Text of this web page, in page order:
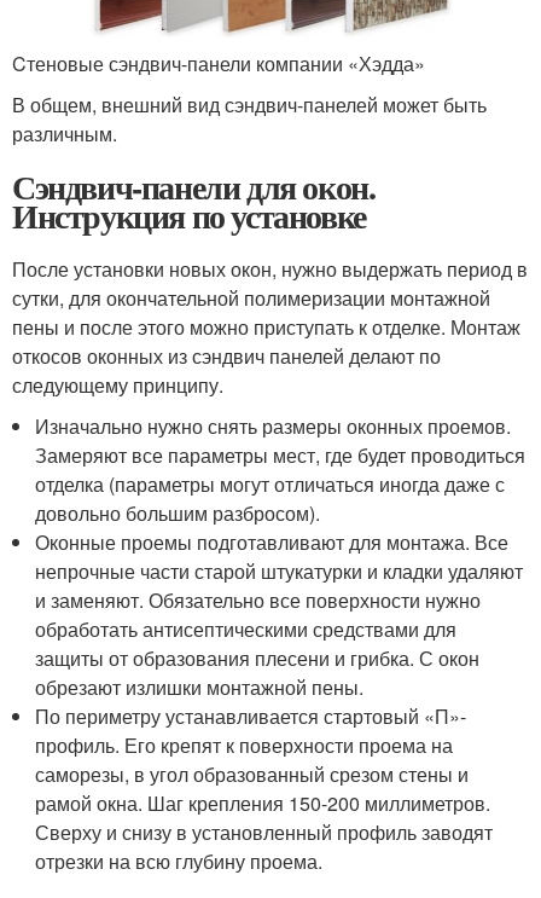
Cтеновые сэндвич-панели компании «Хэдда»
В общем, внешний вид сэндвич-панелей может быть
различным.
Сэндвич-панели для окон.
Инструкция по установке
После установки новых окон, нужно выдержать период в
сутки, для окончательной полимеризации монтажной
пены и после этого можно приступать к отделке. Монтаж
откосов оконных из сэндвич панелей делают по
следующему принципу.
Изначально нужно снять размеры оконных проемов.
Замеряют все параметры мест, где будет проводиться
отделка (параметры могут отличаться иногда даже с
довольно большим разбросом).
Оконные проемы подготавливают для монтажа. Все
непрочные части старой штукатурки и кладки удаляют
и заменяют. Обязательно все поверхности нужно
обработать антисептическими средствами для
защиты от образования плесени и грибка. С окон
обрезают излишки монтажной пены.
По периметру устанавливается стартовый «П»-
профиль. Его крепят к поверхности проема на
саморезы, в угол образованный срезом стены и
рамой окна. Шаг крепления 150-200 миллиметров.
Сверху и снизу в установленный профиль заводят
отрезки на всю глубину проема.